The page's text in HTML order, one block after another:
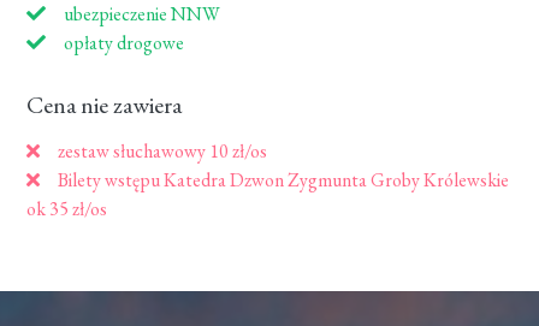
ubezpieczenie NNW
opłaty drogowe
Cena nie zawiera
zestaw słuchawowy 10 zł/os
Bilety wstępu Katedra Dzwon Zygmunta Groby Królewskie
ok 35 zł/os